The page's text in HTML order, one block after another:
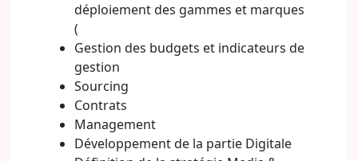
déploiement des gammes et marques
(
Gestion des budgets et indicateurs de
gestion
Sourcing
Contrats
Management
Développement de la partie Digitale